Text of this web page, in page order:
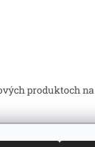
produktoch na